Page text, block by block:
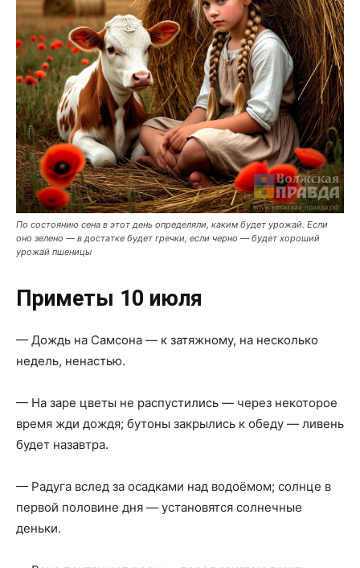
По состоянию сена в этот день определяли, каким будет урожай. Если
оно зелено — в достатке будет гречки, если черно — будет хороший
урожай пшеницы
Приметы 10 июля
— Дождь на Самсона — к затяжному, на несколько
недель, ненастью.
— На заре цветы не распустились — через некоторое
время жди дождя; бутоны закрылись к обеду — ливень
будет назавтра.
— Радуга вслед за осадками над водоёмом; солнце в
первой половине дня — установятся солнечные
деньки.